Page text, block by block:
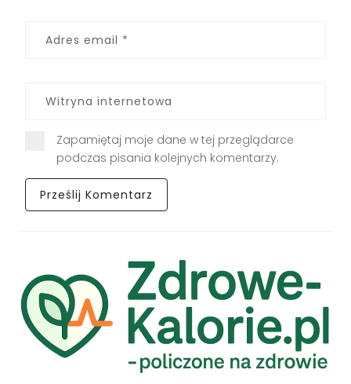
Zapamiętaj moje dane w tej przeglądarce
podczas pisania kolejnych komentarzy.